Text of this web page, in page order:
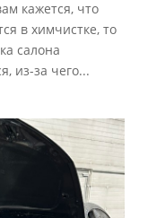
кажется, что
в химчистке, то
салона
из-за чего...